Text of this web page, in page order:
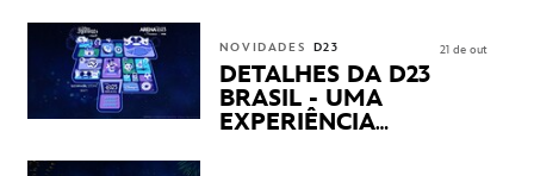
NOVIDADES D23
DETALHES DA D23
BRASIL - UMA
EXPERIÊNCIA
21 de out